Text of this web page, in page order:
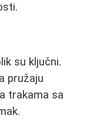
su ključni.
pružaju
trakama sa